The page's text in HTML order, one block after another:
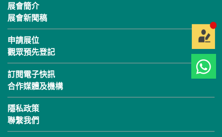
展會簡介
展會新聞稿
申請展位
觀眾預先登記
訂閱電子快訊
合作媒體及機構
隱私政策
聯繫我們